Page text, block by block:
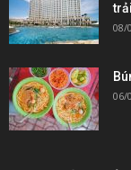
08/
06/